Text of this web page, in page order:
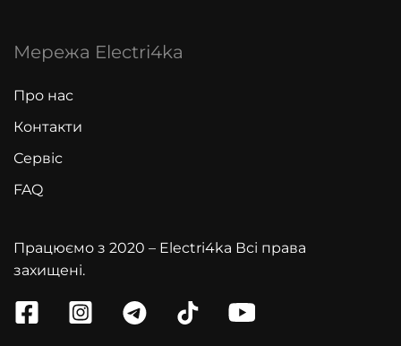
Мережа Electri4ka
Про нас
Контакти
Сервіс
FAQ
Працюємо з 2020 – Electri4ka Всі права
захищені.